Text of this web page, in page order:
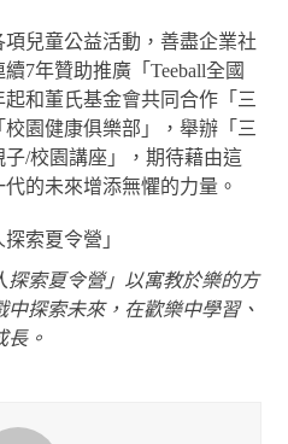
兒童公益活動，善盡企業社
7年贊助推廣「Teeball全國
和董氏基金會共同合作「三
園健康俱樂部」，舉辦「三
/校園講座」，期待藉由這
的未來增添無懼的力量。
探索夏令營」以寓教於樂的方
探索未來，在歡樂中學習、
長。